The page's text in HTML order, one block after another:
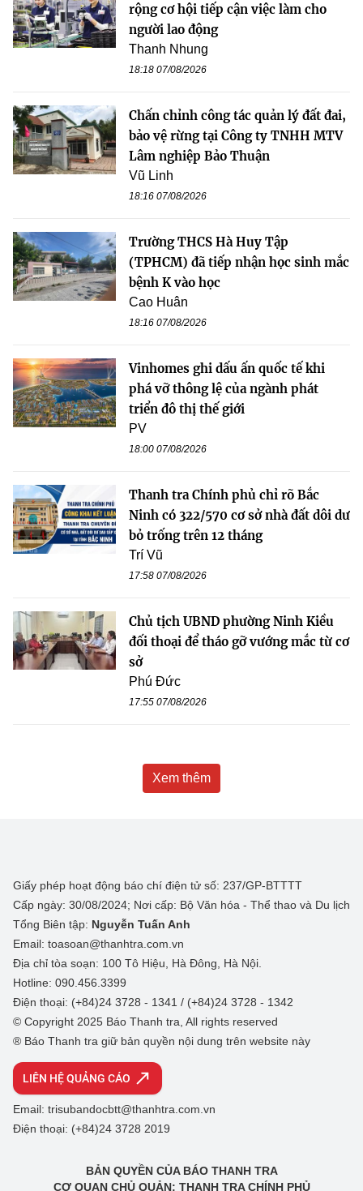
rộng cơ hội tiếp cận việc làm cho
người lao động
Thanh Nhung
18:18 07/08/2026
Chấn chỉnh công tác quản lý đất đai,
bảo vệ rừng tại Công ty TNHH MTV
Lâm nghiệp Bảo Thuận
Vũ Linh
18:16 07/08/2026
Trường THCS Hà Huy Tập
(TPHCM) đã tiếp nhận học sinh mắc
bệnh K vào học
Cao Huân
18:16 07/08/2026
Vinhomes ghi dấu ấn quốc tế khi
phá vỡ thông lệ của ngành phát
triển đô thị thế giới
PV
18:00 07/08/2026
Thanh tra Chính phủ chỉ rõ Bắc
Ninh có 322/570 cơ sở nhà đất dôi dư
bỏ trống trên 12 tháng
Trí Vũ
17:58 07/08/2026
Chủ tịch UBND phường Ninh Kiều
đối thoại để tháo gỡ vướng mắc từ cơ
sở
Phú Đức
17:55 07/08/2026
Xem thêm
Giấy phép hoạt động báo chí điện tử số: 237/GP-BTTTT
Cấp ngày: 30/08/2024; Nơi cấp: Bộ Văn hóa - Thể thao và Du lịch
Tổng Biên tập: Nguyễn Tuấn Anh
Email: toasoan@thanhtra.com.vn
Địa chỉ tòa soạn: 100 Tô Hiệu, Hà Đông, Hà Nội.
Hotline: 090.456.3399
Điện thoại: (+84)24 3728 - 1341 / (+84)24 3728 - 1342
© Copyright 2025 Báo Thanh tra, All rights reserved
® Báo Thanh tra giữ bản quyền nội dung trên website này
LIÊN HỆ QUẢNG CÁO
Email: trisubandocbtt@thanhtra.com.vn
Điện thoại: (+84)24 3728 2019
BẢN QUYỀN CỦA BÁO THANH TRA
CƠ QUAN CHỦ QUẢN: THANH TRA CHÍNH PHỦ